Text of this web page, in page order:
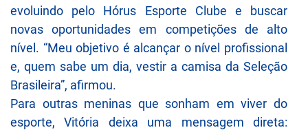
evoluindo pelo Hórus Esporte Clube e buscar
novas oportunidades em competições de alto
nível. “Meu objetivo é alcançar o nível profissional
e, quem sabe um dia, vestir a camisa da Seleção
Brasileira”, afirmou.
Para outras meninas que sonham em viver do
esporte, Vitória deixa uma mensagem direta: